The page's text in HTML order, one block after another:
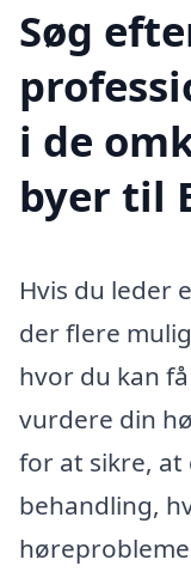
Søg
i de
byer til
Hvis du leder
der flere
hvor du kan
vurdere din
for at sikre,
behandling,